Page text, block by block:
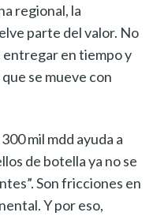
regional, la
parte del valor. No
entregar en tiempo y
se mueve con
mil mdd ayuda a
de botella ya no se
Son fricciones en
Y por eso,